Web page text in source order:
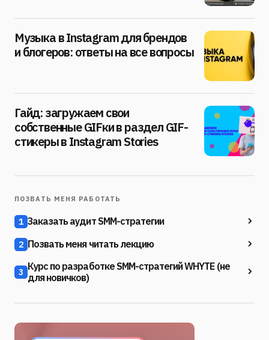
Музыка в Instagram для брендов
и блогеров: ответы на все вопросы
Гайд: загружаем свои
собственные GIFки в раздел GIF-
стикеры в Instagram Stories
ПОЗВАТЬ МЕНЯ РАБОТАТЬ
1 Заказать аудит SMM-стратегии
2 Позвать меня читать лекцию
3 Курс по разработке SMM-стратегий WHYTE (не
для новичков)